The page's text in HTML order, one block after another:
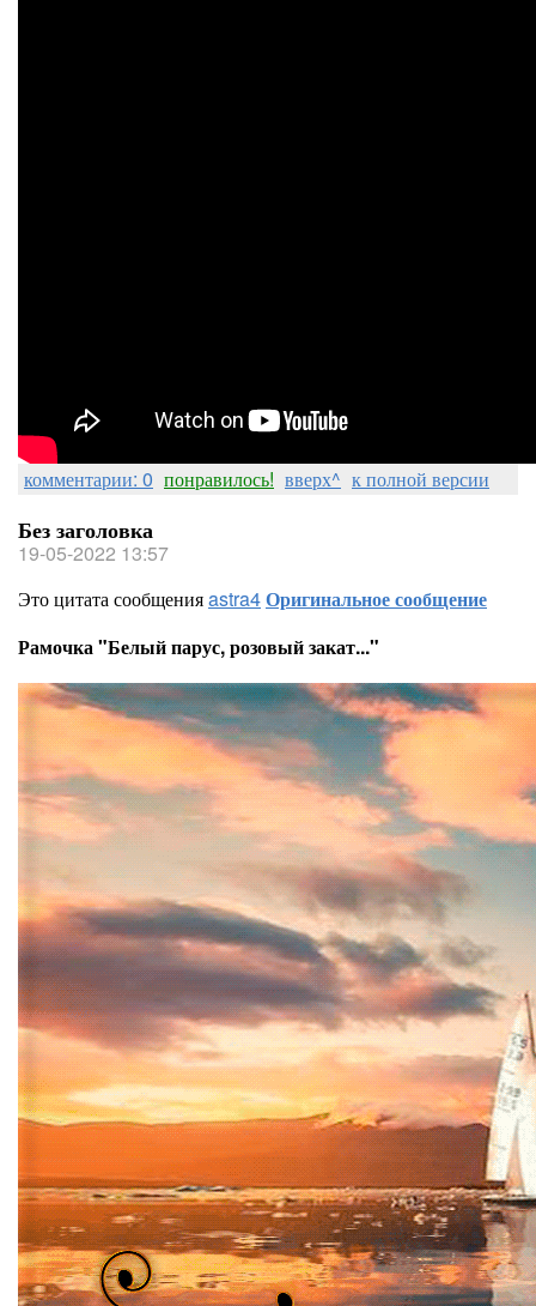
комментарии: 0 понравилось! вверх^ к полной версии
Без заголовка
19-05-2022 13:57
Это цитата сообщенияastra4Оригинальное сообщение
Рамочка "Белый парус, розовый закат..."